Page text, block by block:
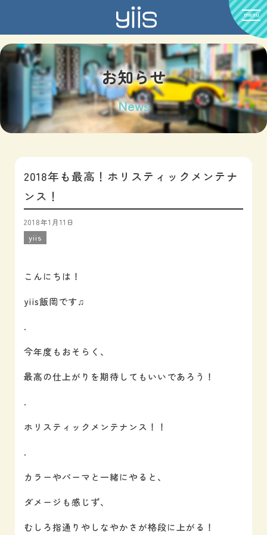
お知らせ
News
2018年も最高！ホリスティックメンテナ
ンス！
2018年1月11日
yiis
こんにちは！
yiis飯岡です♫
.
今年度もおそらく、
最高の仕上がりを期待してもいいであろう！
.
ホリスティックメンテナンス！！
.
カラーやパーマと一緒にやると、
ダメージも感じず、
むしろ指通りやしなやかさが格段に上がる！
menu